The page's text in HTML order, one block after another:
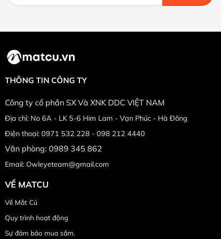
THÔNG TIN CÔNG TY
Công ty cổ phần SX Và XNK DDC VIỆT NAM
Địa chỉ: No 6A - LK 5-6 Him Lam - Vạn Phúc - Hà Đông
Điện thoại: 0971 532 228 - 098 212 4440
Văn phòng: 0989 345 862
Email: Owleyeteam@gmail.com
VỀ MATCU
Về Mắt Cú
Quy trình hoạt động
Sự đảm bảo mua sắm.